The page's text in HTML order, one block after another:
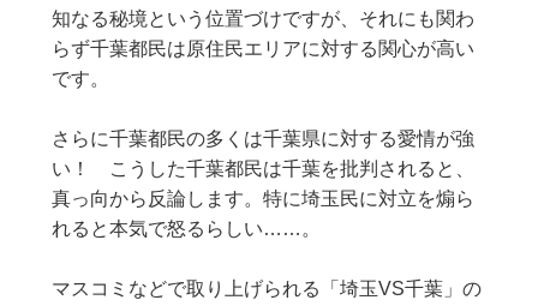
知なる秘境という位置づけですが、それにも関わ
らず千葉都民は原住民エリアに対する関心が高い
です。
さらに千葉都民の多くは千葉県に対する愛情が強
い！ こうした千葉都民は千葉を批判されると、
真っ向から反論します。特に埼玉民に対立を煽ら
れると本気で怒るらしい……。
マスコミなどで取り上げられる「埼玉VS千葉」の